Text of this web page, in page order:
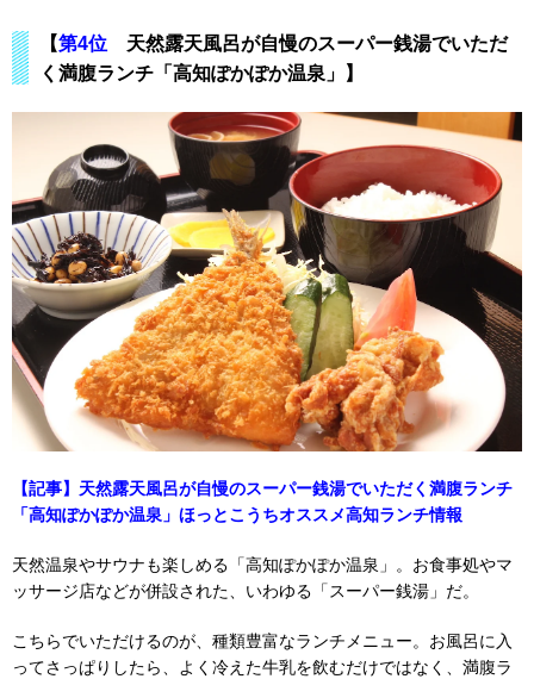
【第4位
天然露天風呂が自慢のスーパー銭湯でいただ
く満腹ランチ「高知ぽかぽか温泉」】
【記事】天然露天風呂が自慢のスーパー銭湯でいただく満腹ランチ
「高知ぽかぽか温泉」ほっとこうちオススメ高知ランチ情報
天然温泉やサウナも楽しめる「高知ぽかぽか温泉」。お食事処やマ
ッサージ店などが併設された、いわゆる「スーパー銭湯」だ。
こちらでいただけるのが、種類豊富なランチメニュー。お風呂に入
ってさっぱりしたら、よく冷えた牛乳を飲むだけではなく、満腹ラ